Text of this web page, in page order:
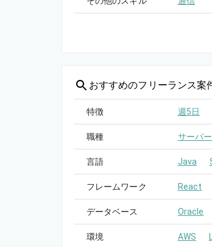
おすすめのフリーランス案
特徴 週5日
職種 サーバ
言語 Java
フレームワーク React
データベース Oracle
環境 AWS